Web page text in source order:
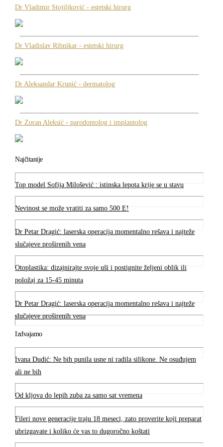
Dr Vladimir Stojiljković - estetski hirurg
Dr Vladislav Ribnikar - estetski hirurg
Dr Aleksandar Krunić - dermatolog
Dr Zoran Aleksić - parodontolog i implantolog
Najčitanije
Top model Sofija Milošević : istinska lepota krije se u stavu
Nevinost se može vratiti za samo 500 E!
Dr Petar Dragić: laserska operacija momentalno rešava i najteže
slučajeve proširenih vena
Otoplastika: dizajnirajte svoje uši i postignite željeni oblik ili
položaj za 15-45 minuta
Dr Petar Dragić: laserska operacija momentalno rešava i najteže
slučajeve proširenih vena
Izdvajamo
Ivana Dudić: Ne bih punila usne ni radila silikone. Ne osuđujem
ali ne bih
Od kljova do lepih zuba za samo sat vremena
Fileri nove generacije traju 18 meseci, zato proverite koji preparat
ubrizgavate i koliko će vas to dugoročno koštati